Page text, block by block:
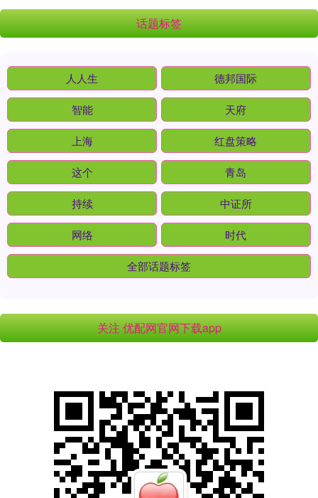
话题标签
人人生 德邦国际
智能 天府
上海 红盘策略
这个 青岛
持续 中证所
网络 时代
全部话题标签
关注 优配网官网下载app